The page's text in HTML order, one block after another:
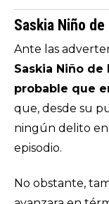
Saskia Niño
Ante las
Saskia Niño
probable que
que, desde su
ningún delito en
episodio.
No obstante,